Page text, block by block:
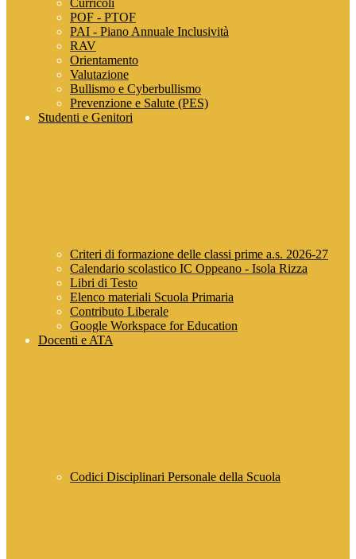
Curricoli
POF - PTOF
PAI - Piano Annuale Inclusività
RAV
Orientamento
Valutazione
Bullismo e Cyberbullismo
Prevenzione e Salute (PES)
Studenti e Genitori
Criteri di formazione delle classi prime a.s. 2026-27
Calendario scolastico IC Oppeano - Isola Rizza
Libri di Testo
Elenco materiali Scuola Primaria
Contributo Liberale
Google Workspace for Education
Docenti e ATA
Codici Disciplinari Personale della Scuola